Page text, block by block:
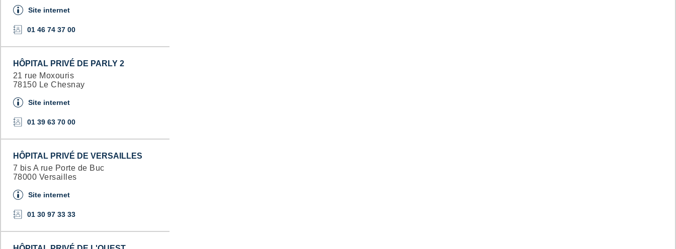
Site internet
01 46 74 37 00
HÔPITAL PRIVÉ DE PARLY 2
21 rue Moxouris
78150 Le Chesnay
Site internet
01 39 63 70 00
HÔPITAL PRIVÉ DE VERSAILLES
7 bis A rue Porte de Buc
78000 Versailles
Site internet
01 30 97 33 33